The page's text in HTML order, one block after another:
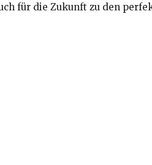
für die Zukunft zu den